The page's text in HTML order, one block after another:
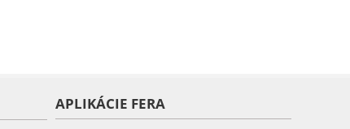
APLIKÁCIE FERA